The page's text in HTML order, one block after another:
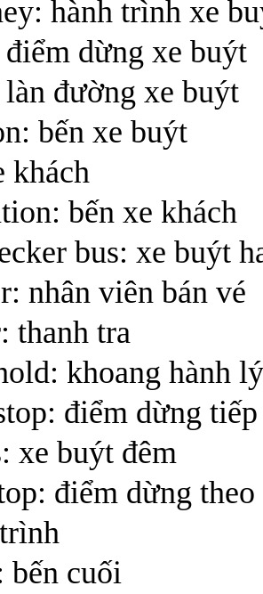
hành trình xe
dừng xe buýt
đường xe buýt
bến xe buýt
khách
bến xe khách
bus: xe buýt
nhân viên bán vé
thanh tra
khoang hành lý
điểm dừng
xe buýt đêm
điểm dừng theo
bến cuối